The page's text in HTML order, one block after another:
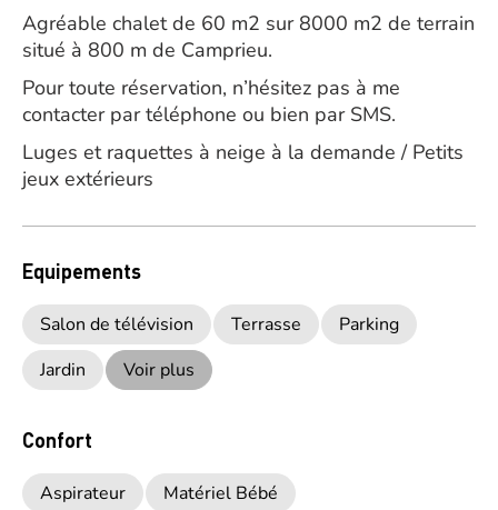
Agréable chalet de 60 m2 sur 8000 m2 de terrain
situé à 800 m de Camprieu.
Pour toute réservation, n’hésitez pas à me
contacter par téléphone ou bien par SMS.
Luges et raquettes à neige à la demande / Petits
jeux extérieurs
Equipements
Salon de télévision Terrasse
Parking
Jardin
Voir plus
Confort
Aspirateur
Matériel Bébé